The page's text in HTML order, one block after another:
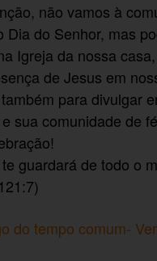
não vamos à
Dia do Senhor, mas
Igreja da nossa
de Jesus em
para divulgar
sua comunidade de
guardará de todo o
do tempo comum-